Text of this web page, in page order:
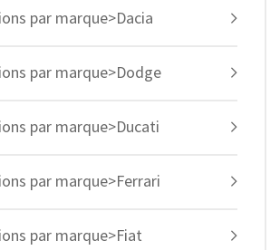
par marque>Dacia
par marque>Dodge
par marque>Ducati
par marque>Ferrari
par marque>Fiat